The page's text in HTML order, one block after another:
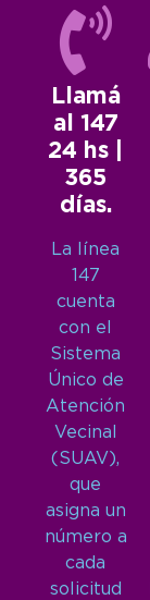
Llamá
al 147
24 hs |
365
días.
La línea
147
cuenta
con el
Sistema
Único de
Atención
Vecinal
(SUAV),
que
asigna un
número a
cada
solicitud